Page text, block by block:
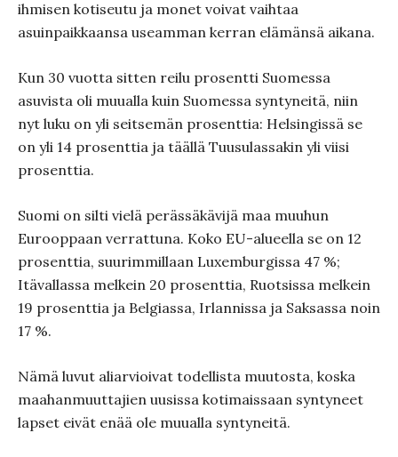
ihmisen kotiseutu ja monet voivat vaihtaa
asuinpaikkaansa useamman kerran elämänsä aikana.
Kun 30 vuotta sitten reilu prosentti Suomessa
asuvista oli muualla kuin Suomessa syntyneitä, niin
nyt luku on yli seitsemän prosenttia: Helsingissä se
on yli 14 prosenttia ja täällä Tuusulassakin yli viisi
prosenttia.
Suomi on silti vielä perässäkävijä maa muuhun
Eurooppaan verrattuna. Koko EU-alueella se on 12
prosenttia, suurimmillaan Luxemburgissa 47 %;
Itävallassa melkein 20 prosenttia, Ruotsissa melkein
19 prosenttia ja Belgiassa, Irlannissa ja Saksassa noin
17 %.
Nämä luvut aliarvioivat todellista muutosta, koska
maahanmuuttajien uusissa kotimaissaan syntyneet
lapset eivät enää ole muualla syntyneitä.